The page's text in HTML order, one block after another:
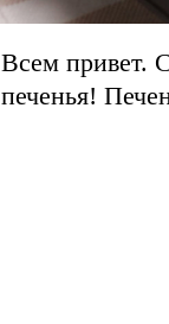
Всем привет.
печенья!